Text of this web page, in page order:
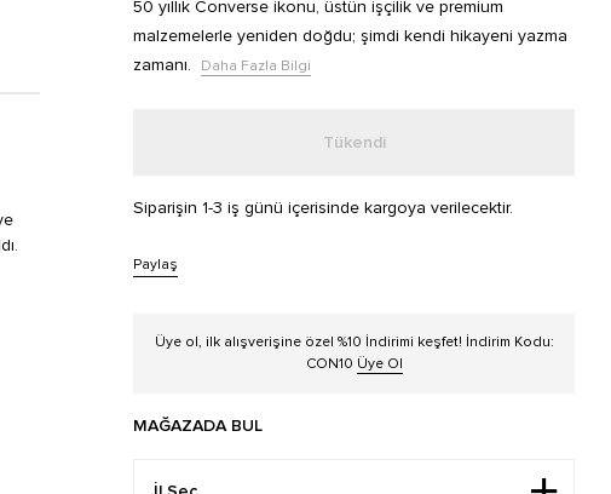
50 yıllık Converse ikonu, üstün işçilik ve premium
malzemelerle yeniden doğdu; şimdi kendi hikayeni yazma
zamanı.
Daha Fazla Bilgi
Tükendi
Siparişin 1-3 iş günü içerisinde kargoya verilecektir.
Paylaş
Üye ol, ilk alışverişine özel %10 İndirimi keşfet! İndirim Kodu:
CON10 Üye Ol
MAĞAZADA BUL